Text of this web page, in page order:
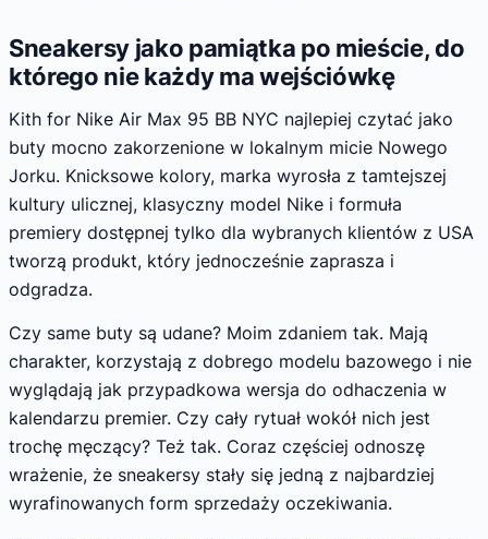
Sneakersy jako pamiątka po mieście, do
którego nie każdy ma wejściówkę
Kith for Nike Air Max 95 BB NYC najlepiej czytać jako
buty mocno zakorzenione w lokalnym micie Nowego
Jorku. Knicksowe kolory, marka wyrosła z tamtejszej
kultury ulicznej, klasyczny model Nike i formuła
premiery dostępnej tylko dla wybranych klientów z USA
tworzą produkt, który jednocześnie zaprasza i
odgradza.
Czy same buty są udane? Moim zdaniem tak. Mają
charakter, korzystają z dobrego modelu bazowego i nie
wyglądają jak przypadkowa wersja do odhaczenia w
kalendarzu premier. Czy cały rytuał wokół nich jest
trochę męczący? Też tak. Coraz częściej odnoszę
wrażenie, że sneakersy stały się jedną z najbardziej
wyrafinowanych form sprzedaży oczekiwania.